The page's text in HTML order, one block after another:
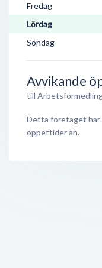
Fredag
Lördag
Söndag
Avvikande
till
Detta företaget har
öppettider än.